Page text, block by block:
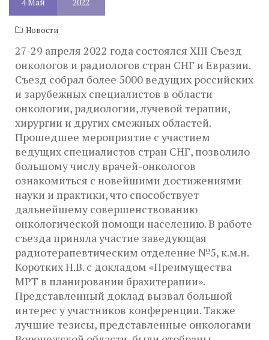
Новости
27-29 апреля 2022 года состоялся XIII Съезд
онкологов и радиологов стран СНГ и Евразии.
Съезд собрал более 5000 ведущих российских
и зарубежных специалистов в области
онкологии, радиологии, лучевой терапии,
хирургии и других смежных областей.
Прошедшее мероприятие с участием
ведущих специалистов стран СНГ, позволило
большому числу врачей-онкологов
ознакомиться с новейшими достижениями
науки и практики, что способствует
дальнейшему совершенствованию
онкологической помощи населению. В работе
съезда приняла участие заведующая
радиотерапевтическим отделение №5, к.м.н.
Коротких Н.В. с докладом «Преимущества
МРТ в планировании брахитерапии».
Представленный доклад вызвал большой
интерес у участников конференции. Также
лучшие тезисы, представленные онкологами